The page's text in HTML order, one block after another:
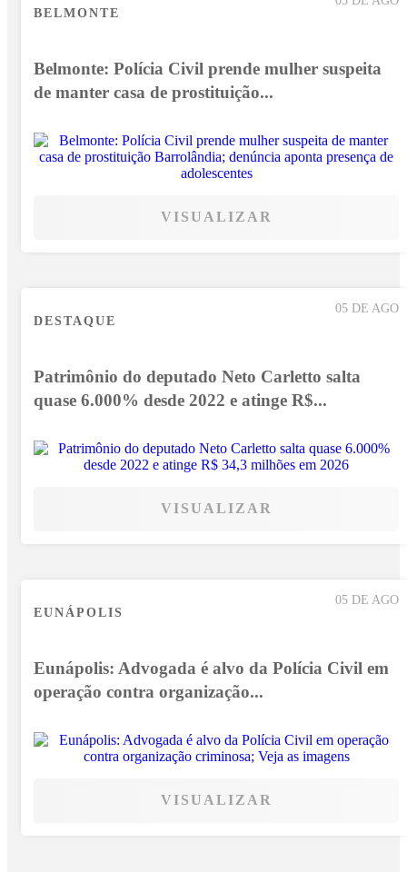
BELMONTE
Belmonte: Polícia Civil prende mulher suspeita
de manter casa de prostituição...
VISUALIZAR
05 DE AGO
DESTAQUE
Patrimônio do deputado Neto Carletto salta
quase 6.000% desde 2022 e atinge R$...
VISUALIZAR
05 DE AGO
EUNÁPOLIS
Eunápolis: Advogada é alvo da Polícia Civil em
operação contra organização...
VISUALIZAR